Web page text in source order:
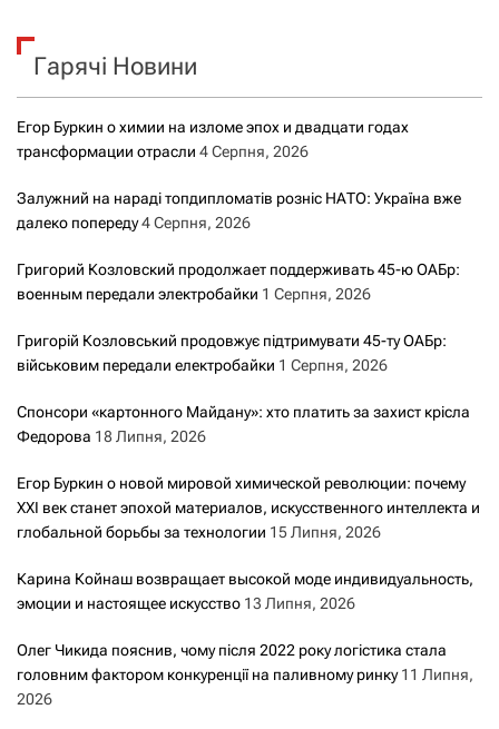
к
Гарячі Новини
Егор Буркин о химии на изломе эпох и двадцати годах
трансформации отрасли 4 Серпня, 2026
Залужний на нараді топдипломатів розніс НАТО: Україна вже
далеко попереду4 Серпня, 2026
Григорий Козловский продолжает поддерживать 45-ю ОАБр:
военным передали электробайки 1 Серпня, 2026
Григорій Козловський продовжує підтримувати 45-ту ОАБр:
військовим передали електробайки 1 Серпня, 2026
Спонсори «картонного Майдану»: хто платить за захист крісла
Федорова 18 Липня, 2026
Егор Буркин о новой мировой химической революции: почему
XXI век станет эпохой материалов, искусственного интеллекта и
глобальной борьбы за технологии 15 Липня, 2026
Карина Койнаш возвращает высокой моде индивидуальность,
эмоции и настоящее искусство 13 Липня, 2026
Олег Чикида пояснив, чому після 2022 року логістика стала
головним фактором конкуренції на паливному ринку 11 Липня,
2026